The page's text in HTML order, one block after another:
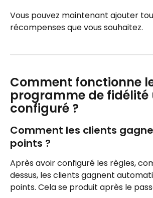
Vous pouvez maintenant ajouter
récompenses que vous souhaitez.
Comment fonctionne
programme de fidélité
configuré ?
Comment les clients
points ?
Après avoir configuré les règles,
dessus, les clients gagnent
points. Cela se produit après le